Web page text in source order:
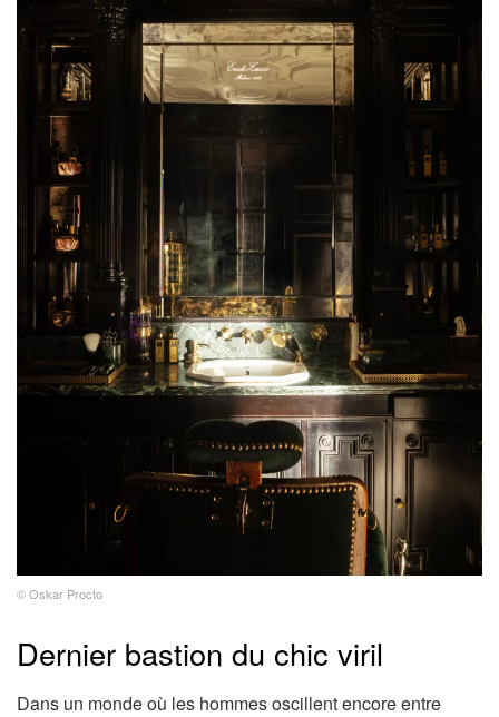
© Oskar Procto
Dernier bastion du chic viril
Dans un monde où les hommes oscillent encore entre